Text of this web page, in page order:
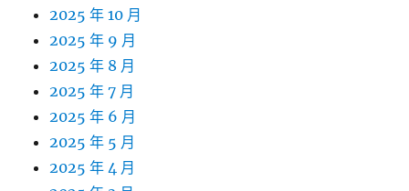
2025 年 10 月
2025 年 9 月
2025 年 8 月
2025 年 7 月
2025 年 6 月
2025 年 5 月
2025 年 4 月